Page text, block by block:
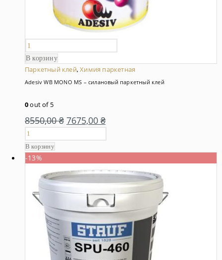
В корзину
Паркетный клей,Химия паркетная
Adesiv WB MONO MS – силановый паркетный клей
0out of 5
8550,00₴ 7675,00 ₴
В корзину
-13%